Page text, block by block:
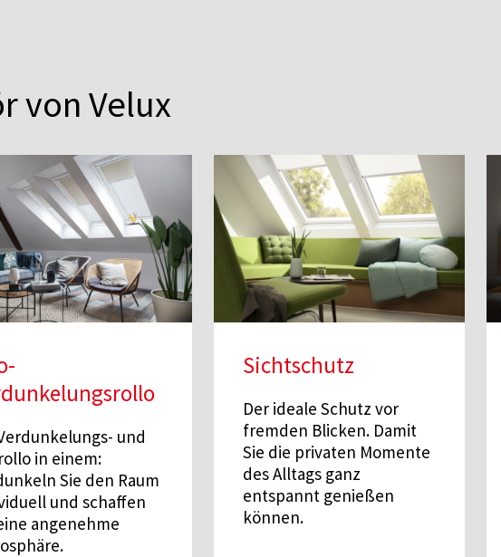
von Velux
und
in einem:
Sie den Raum
und schaffen
angenehme
Sichtschutz
Der ideale Schutz vor
fremden Blicken. Damit
Sie die privaten Momente
des Alltags ganz
entspannt genießen
können.